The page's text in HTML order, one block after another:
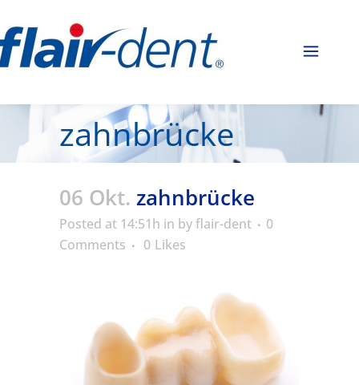
zahnbrücke
06 Okt. zahnbrücke
Posted at 14:51h in byflair-dent
0
Comments
0 Likes